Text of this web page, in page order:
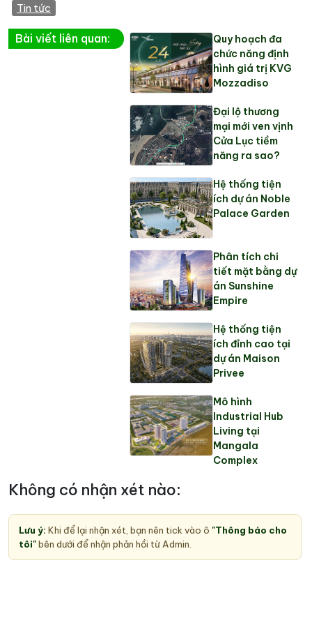
Tin tức
Bài viết liên quan:
Quy hoạch đa
chức năng định
hình giá trị KVG
Mozzadiso
Đại lộ thương
mại mới ven vịnh
Cửa Lục tiềm
năng ra sao?
Hệ thống tiện
ích dự án Noble
Palace Garden
Phân tích chi
tiết mặt bằng dự
án Sunshine
Empire
Hệ thống tiện
ích đỉnh cao tại
dự án Maison
Privee
Mô hình
Industrial Hub
Living tại
Mangala
Complex
Không có nhận xét nào:
Lưu ý: Khi để lại nhận xét, bạn nên tick vào ô "Thông báo cho
tôi"bên dưới để nhận phản hồi từ Admin.